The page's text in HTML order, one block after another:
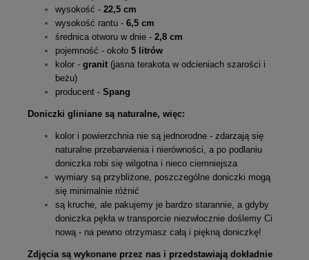
wysokość - 22,5 cm
wysokość rantu - 6,5 cm
średnica otworu w dnie - 2,8 cm
pojemność - około 5 litrów
kolor - granit (jasna terakota w odcieniach szarości i
beżu)
producent - Spang
Doniczki gliniane są naturalne, więc:
kolor i powierzchnia nie są jednorodne - zdarzają się
naturalne przebarwienia i nierówności, a po podlaniu
doniczka robi się wilgotna i nieco ciemniejsza
wymiary są przybliżone, poszczególne doniczki mogą
się minimalnie różnić
są kruche, ale pakujemy je bardzo starannie, a gdyby
doniczka pękła w transporcie niezwłocznie doślemy Ci
nową - na pewno otrzymasz całą i piękną doniczkę!
Zdjęcia są wykonane przez nas i przedstawiają dokładnie